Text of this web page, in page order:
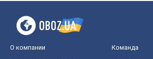
О компании Команда